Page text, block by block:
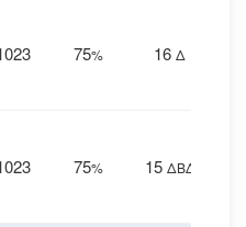
75% 16 Δ
75% 15 ΔΒΔ